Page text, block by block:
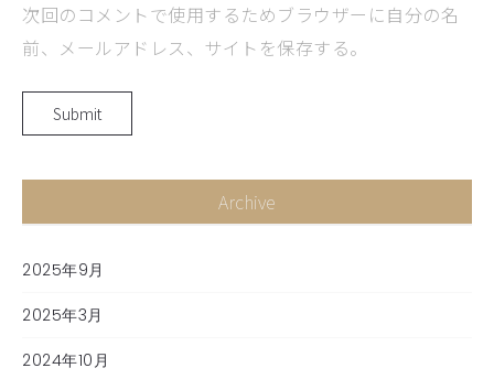
次回のコメントで使用するためブラウザーに自分の名
前、メールアドレス、サイトを保存する。
Archive
2025年9月
2025年3月
2024年10月